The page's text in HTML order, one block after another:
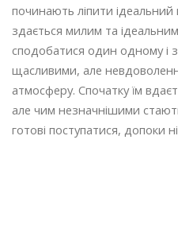
починають ліпити ідеальний
здається милим та
сподобатися один одному і
щасливими, але
атмосферу. Спочатку їм
але чим незначнішими
готові поступатися, допоки